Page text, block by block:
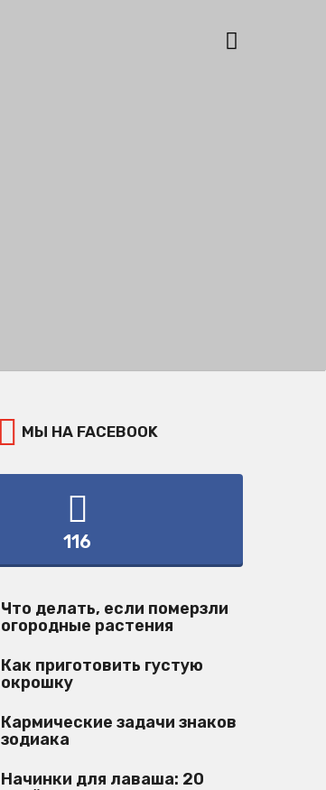
МЫ НА FACEBOOK
116
Что делать, если померзли
огородные растения
Как приготовить густую
окрошку
Кармические задачи знаков
зодиака
Начинки для лаваша: 20